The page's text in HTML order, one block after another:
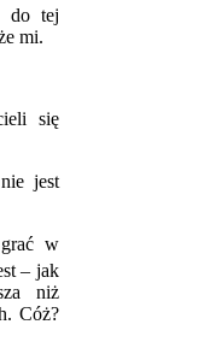
do tej
mi.
się
jest
w
– jak
niż
Cóż?